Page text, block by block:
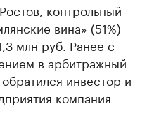
контрольный
вина» (51%)
млн руб. Ранее с
в арбитражный
инвестор и
компания